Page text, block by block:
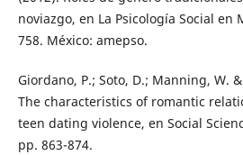
noviazgo, en La Psicología Social en
758. México: amepso.
Giordano, P.; Soto, D.; Manning, W.
The characteristics of romantic
teen dating violence, en Social
pp. 863-874.